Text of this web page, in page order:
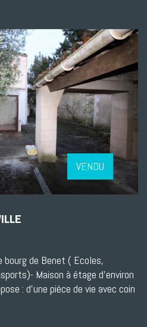
VENDU
de Benet ( Ecoles,
Maison à étage d'environ
: d'une pièce de vie avec coin